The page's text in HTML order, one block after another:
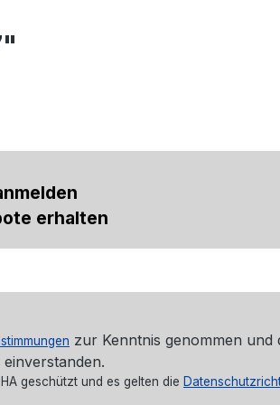
erhalten
zur Kenntnis genommen und
geschützt und es gelten die